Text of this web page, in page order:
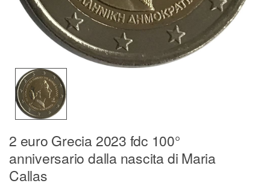
2 euro Grecia 2023 fdc 100°
anniversario dalla nascita di Maria
Callas